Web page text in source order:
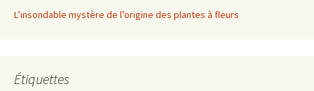
L’insondable mystère de l’origine des plantes à fleurs
Étiquettes